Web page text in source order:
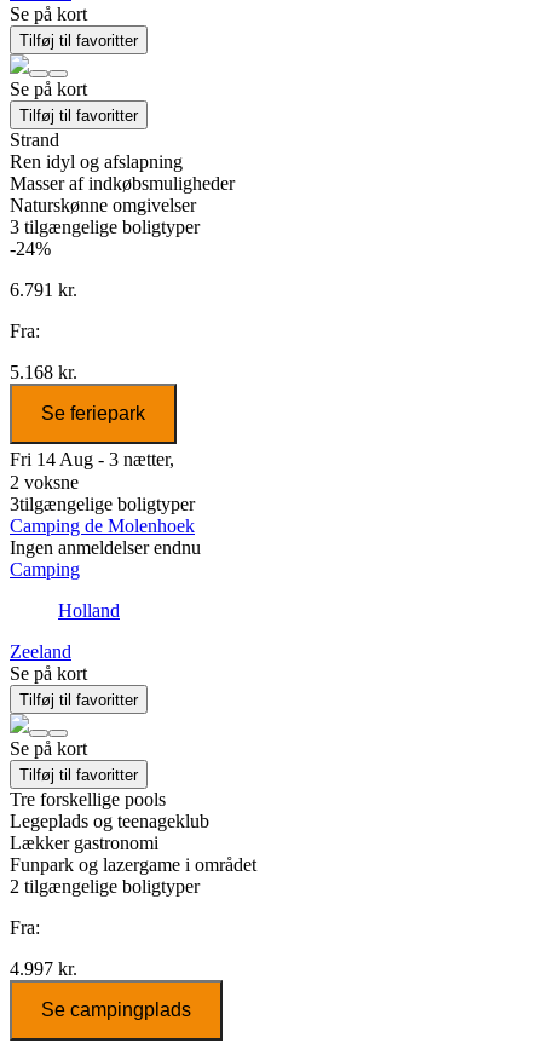
Se på kort
Tilføj til favoritter
Se på kort
Tilføj til favoritter
Strand
Ren idyl og afslapning
Masser af indkøbsmuligheder
Naturskønne omgivelser
3 tilgængelige boligtyper
-24%
6.791 kr.
Fra:
5.168 kr.
Se feriepark
Fri 14 Aug - 3 nætter,
2 voksne
3tilgængelige boligtyper
Camping de Molenhoek
Ingen anmeldelser endnu
Camping
Holland
Zeeland
Se på kort
Tilføj til favoritter
Se på kort
Tilføj til favoritter
Tre forskellige pools
Legeplads og teenageklub
Lækker gastronomi
Funpark og lazergame i området
2 tilgængelige boligtyper
Fra:
4.997 kr.
Se campingplads